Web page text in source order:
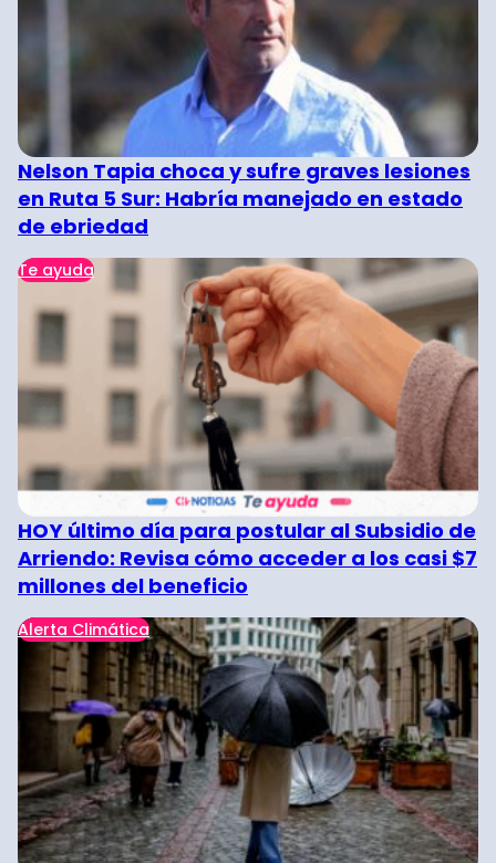
Nelson Tapia choca y sufre graves lesiones
en Ruta 5 Sur: Habría manejado en estado
de ebriedad
Te ayuda
HOY último día para postular al Subsidio de
Arriendo: Revisa cómo acceder a los casi $7
millones del beneficio
Alerta Climática